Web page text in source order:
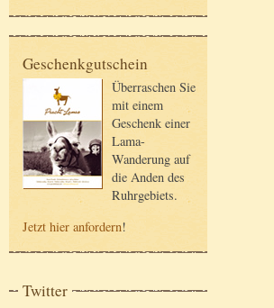
Geschenkgutschein
Überraschen Sie
mit einem
Geschenk einer
Lama-
Wanderung auf
die Anden des
Ruhrgebiets.
Jetzt hier anfordern!
Twitter